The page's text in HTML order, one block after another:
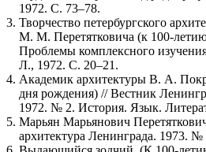
1972. С. 73–78.
Творчество петербургского
М. М. Перетятковича (к 100-
Проблемы комплексного
Л., 1972. С. 20–21.
Академик архитектуры В. А.
дня рождения) // Вестник
1972. № 2. История. Язык.
Марьян Марьянович
архитектура Ленинграда. 1973.